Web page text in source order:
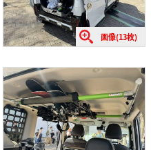
画像(13枚)